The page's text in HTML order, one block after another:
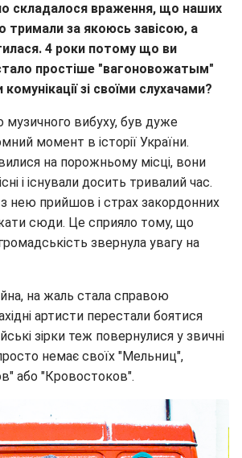
складалося враження, що наших
тримали за якоюсь завісою, а
4 роки потому що ви
простіше "вагоновожатым"
зі своїми слухачами?
музичного вибуху, був дуже
момент в історії України.
на порожньому місці, вони
і існували досить тривалий час.
з нею прийшов і страх закордонних
сюди. Це сприяло тому, що
звернула увагу на
на жаль стала справою
артисти перестали боятися
зірки теж повернулися у звичні
немає своїх "Мельниц",
або "Кровостоков".